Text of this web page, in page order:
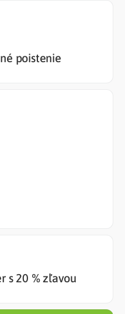
poistenie
s 20 % zľavou